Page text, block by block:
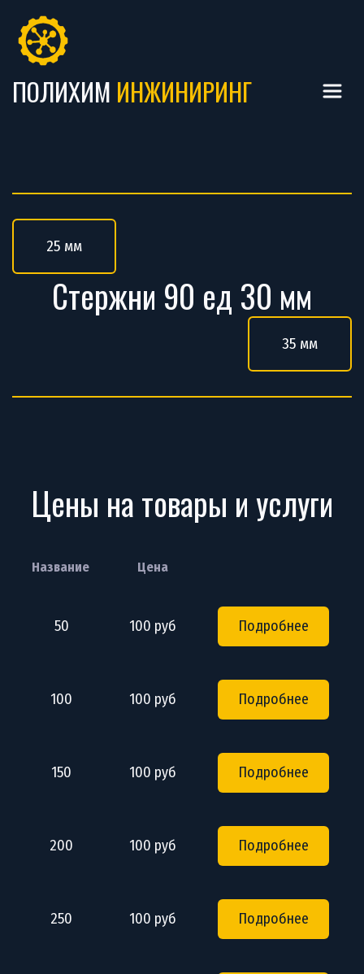
ПОЛИХИМ ИНЖИНИРИНГ
25 мм
Стержни 90 ед 30 мм
35 мм
Цены на товары и услуги
Название Цена
50 100 руб Подробнее
100 100 руб Подробнее
150 100 руб Подробнее
200 100 руб Подробнее
250 100 руб Подробнее